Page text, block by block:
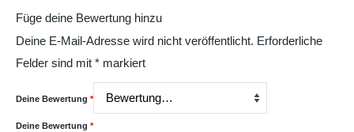
Füge deine Bewertung hinzu
Deine E-Mail-Adresse wird nicht veröffentlicht. Erforderliche
Felder sind mit * markiert
Deine Bewertung *
Deine Bewertung *